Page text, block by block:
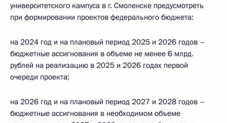
университетского кампуса в г. Смоленске предусмотреть
при формировании проектов федерального бюджета:
на 2024 год и на плановый период 2025 и 2026 годов –
бюджетные ассигнования в объеме не менее 6 млрд.
рублей на реализацию в 2025 и 2026 годах первой
очереди проекта;
на 2026 год и на плановый период 2027 и 2028 годов –
бюджетные ассигнования в необходимом объеме